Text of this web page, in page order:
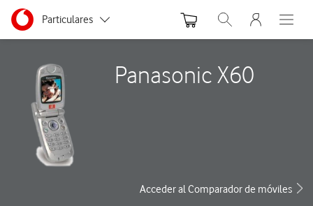
Ir a la pagina principal de vodafone.es
Menu navegación Segmento
Particulares
Pymes
Grandes empresas
y AA.PP.
Abrir buscador. Abre
Abre
Panasonic X60
Acceder al Comparador de móviles